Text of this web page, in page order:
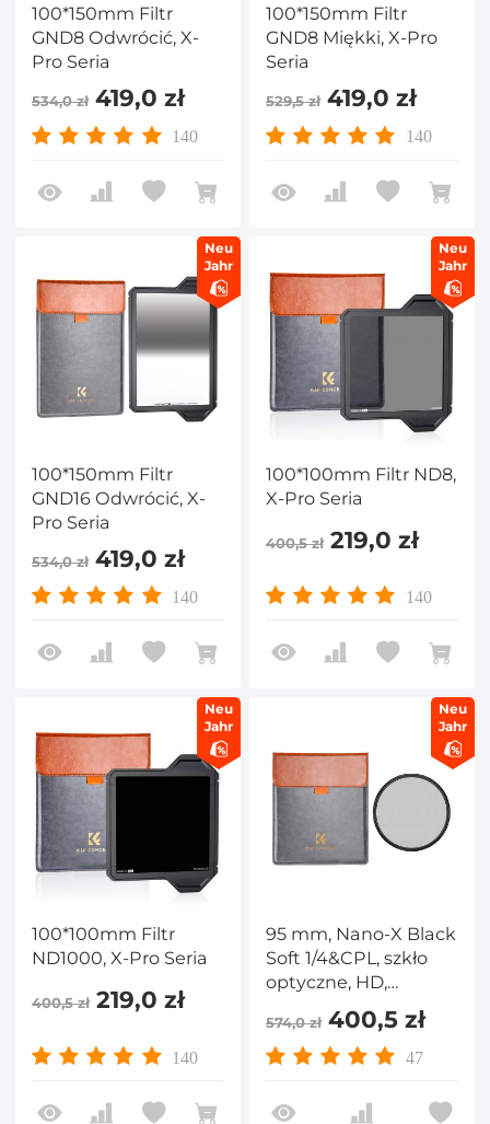
100*150mm Filtr
GND8 Odwrócić, X-
Pro Seria
534,0 zł419,0 zł
140
100*150mm Filtr
GND8 Miękki, X-Pro
Seria
529,5 zł419,0 zł
140
Neu
Jahr
100*150mm Filtr
GND16 Odwrócić, X-
Pro Seria
534,0 zł419,0 zł
140
Neu
Jahr
100*100mm Filtr ND8,
X-Pro Seria
400,5 zł219,0 zł
140
Neu
Jahr
100*100mm Filtr
ND1000, X-Pro Seria
400,5 zł219,0 zł
140
Neu
Jahr
95 mm, Nano-X Black
Soft 1/4&CPL, szkło
optyczne, HD,
wodoodporną,
odporną na
antyrefleksyjną
574,0 zł400,5 zł
47